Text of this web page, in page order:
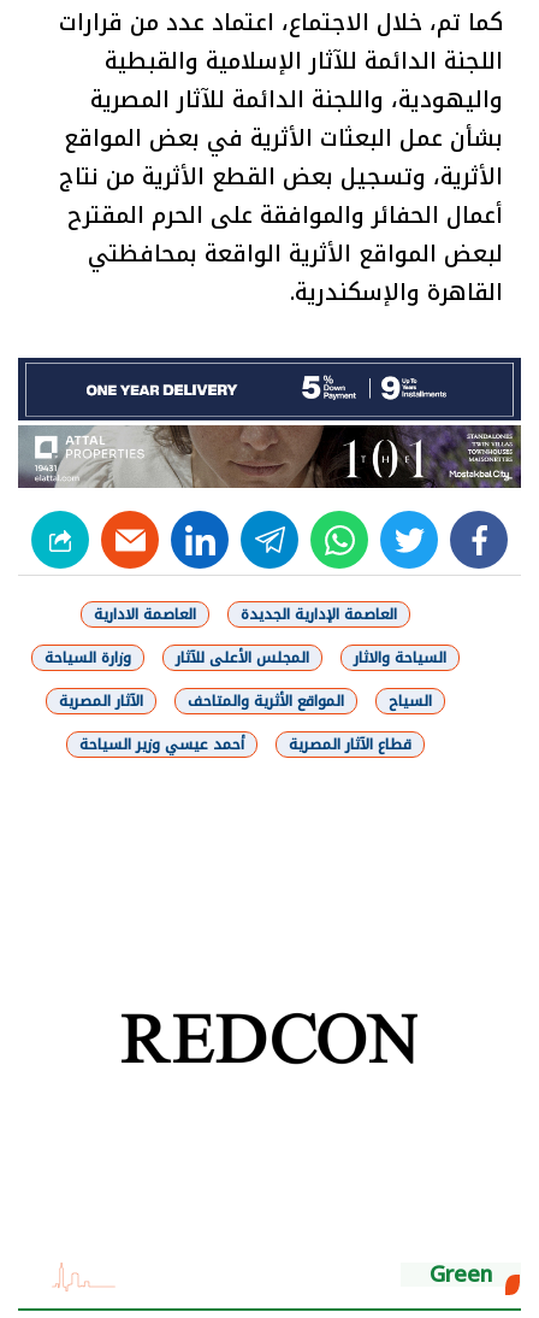
كما تم، خلال الاجتماع، اعتماد عدد من قرارات
اللجنة الدائمة للآثار الإسلامية والقبطية
واليهودية، واللجنة الدائمة للآثار المصرية
بشأن عمل البعثات الأثرية في بعض المواقع
الأثرية، وتسجيل بعض القطع الأثرية من نتاج
أعمال الحفائر والموافقة على الحرم المقترح
لبعض المواقع الأثرية الواقعة بمحافظتي
القاهرة والإسكندرية.
facebook
twitter
whats
telegram
linkedin
العاصمة الإدارية الجديدة
العاصمة الادارية
السياحة والاثار
المجلس الأعلى للآثار
وزارة السياحة
السياح
المواقع الأثرية والمتاحف
الآثار المصرية
قطاع الآثار المصرية
أحمد عيسي وزير السياحة
Green